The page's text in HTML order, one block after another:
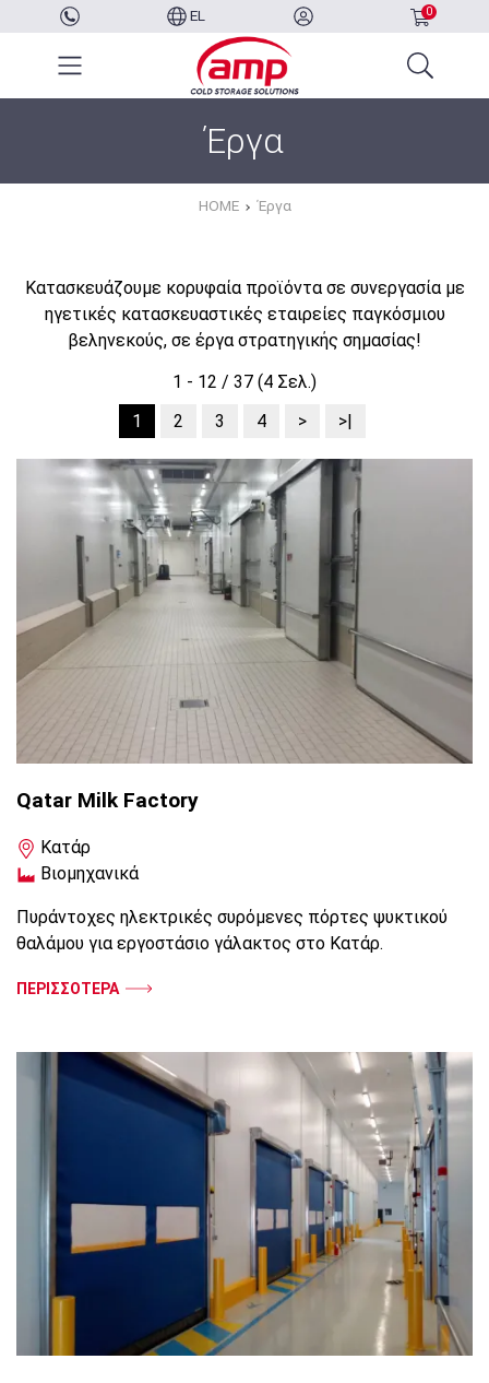
EL 0
Έργα
HOME Έργα
Κατασκευάζουμε κορυφαία προϊόντα σε συνεργασία με
ηγετικές κατασκευαστικές εταιρείες παγκόσμιου
βεληνεκούς, σε έργα στρατηγικής σημασίας!
1 - 12 / 37 (4 Σελ.)
1
2 3 4 > >|
Qatar Milk Factory
Κατάρ
Βιομηχανικά
Πυράντοχες ηλεκτρικές συρόμενες πόρτες ψυκτικού
θαλάμου για εργοστάσιο γάλακτος στο Κατάρ.
ΠΕΡΙΣΣΟΤΕΡΑ